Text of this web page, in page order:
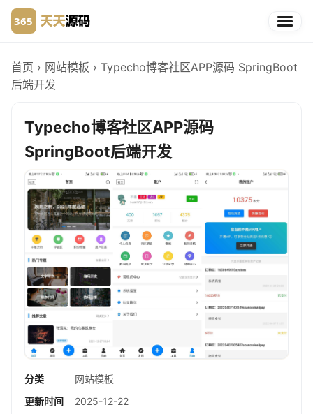
首页 › 网站模板 › Typecho博客社区APP源码 SpringBoot
后端开发
Typecho博客社区APP源码
SpringBoot后端开发
分类
网站模板
更新时间
2025-12-22